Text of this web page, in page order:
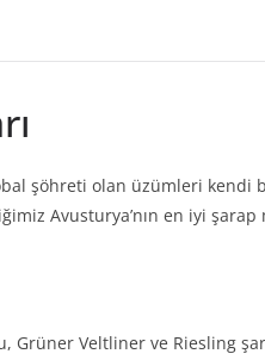
şöhreti olan üzümleri kendi
Avusturya’nın en iyi şarap
Veltliner ve Riesling